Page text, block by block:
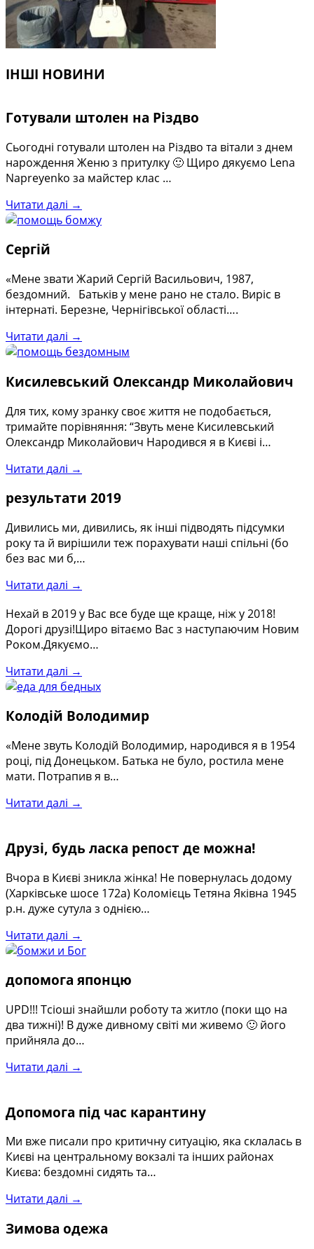
ІНШІ НОВИНИ
Готували штолен на Різдво
Сьогодні готували штолен на Різдво та вітали з днем
нарождення Женю з притулку 🙂 Щиро дякуємо Lena
Napreyenko за майстер клас …
Читати далі →
Сергій
«Мене звати Жарий Сергій Васильович, 1987,
бездомний. Батьків у мене рано не стало. Виріс в
інтернаті. Березне, Чернігівської області….
Читати далі →
Кисилевський Олександр Миколайович
Для тих, кому зранку своє життя не подобається,
тримайте порівняння: “Звуть мене Кисилевський
Олександр Миколайович Народився я в Києві і…
Читати далі →
результати 2019
Дивились ми, дивились, як інші підводять підсумки
року та й вирішили теж порахувати наші спільні (бо
без вас ми б,…
Читати далі →
Нехай в 2019 у Вас все буде ще краще, ніж у 2018!
Дорогі друзі!Щиро вітаємо Вас з наступаючим Новим
Роком.Дякуємо…
Читати далі →
Колодій Володимир
«Мене звуть Колодій Володимир, народився я в 1954
році, під Донецьком. Батька не було, ростила мене
мати. Потрапив я в…
Читати далі →
Друзі, будь ласка репост де можна!
Вчора в Києві зникла жінка! Не повернулась додому
(Харківське шосе 172а) Коломієць Тетяна Яківна 1945
р.н. дуже сутула з однією…
Читати далі →
допомога японцю
UPD!!! Тсіоші знайшли роботу та житло (поки що на
два тижні)! В дуже дивному світі ми живемо 🙂 його
прийняла до…
Читати далі →
Допомога під час карантину
Ми вже писали про критичну ситуацію, яка склалась в
Києві на центральному вокзалі та інших районах
Києва: бездомні сидять та…
Читати далі →
Зимова одежа